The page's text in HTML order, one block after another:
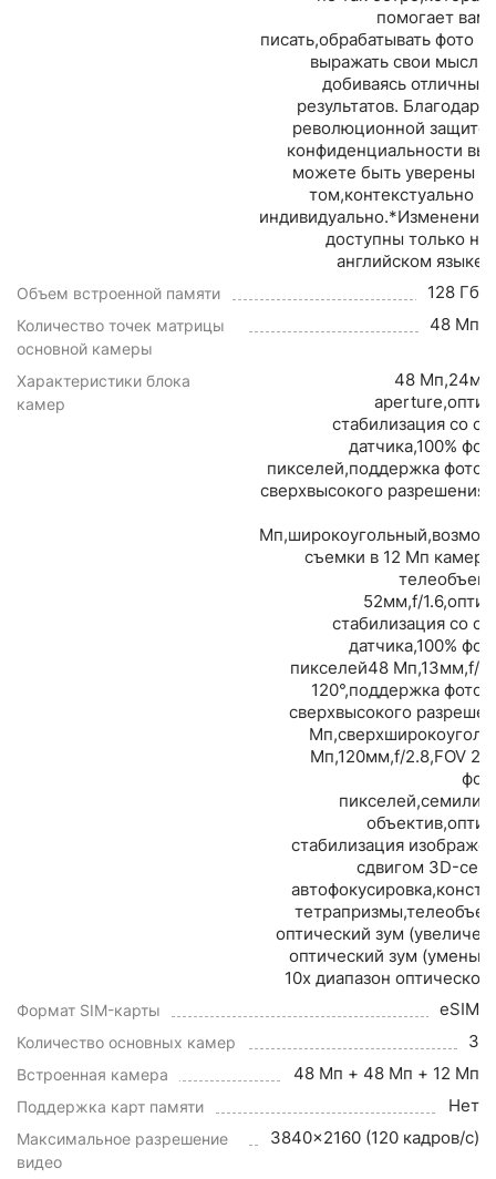
помогает вам
писать,обрабатывать фото и
выражать свои мысли
добиваясь отличных
результатов. Благодаря
революционной защите
конфиденциальности вы
можете быть уверены в
том,контекстуально и
индивидуально.*Изменения
доступны только на
английском языке.
Объем встроенной памяти 128 Гб
Количество точек матрицы
основной камеры
48 Мп
Характеристики блока
камер
48
стабилизация со
датчика,100%
пикселей,поддержка
сверхвысокого разрешения
съемки в 12 Мп
52мм,f/
стабилизация со
датчика,100%
пикселей48 Мп,13мм,f/
120°,поддержка
сверхвысокого
Мп,120мм,f/2.8,FOV
стабилизация
сдвигом 3D-
оптический зум
оптический зум
10x диапазон
Формат SIM-карты eSIM
Количество основных камер 3
Встроенная камера 48 Мп + 48 Мп + 12 Мп
Поддержка карт памяти Нет
Максимальное разрешение
видео
3840x2160 (120 кадров/с)